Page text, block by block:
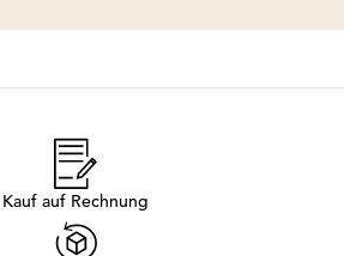
Kauf auf Rechnung